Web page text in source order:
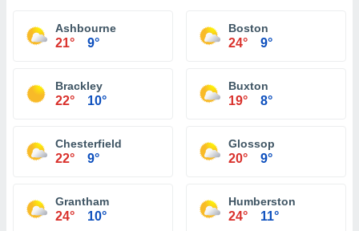
Ashbourne
21° 9°
Boston
24° 9°
Brackley
22° 10°
Buxton
19° 8°
Chesterfield
22° 9°
Glossop
20° 9°
Grantham
24° 10°
Humberston
24° 11°